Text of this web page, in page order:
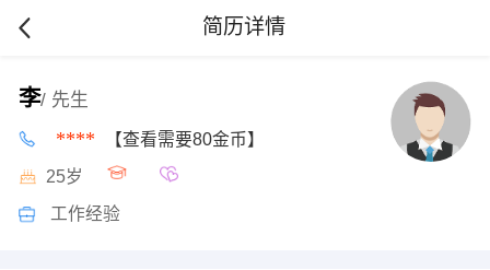
简历详情
李/ 先生
**** 【查看需要80金币】
25岁
工作经验